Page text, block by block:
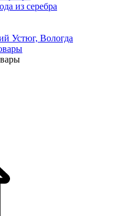
из серебра
Устюг, Вологда